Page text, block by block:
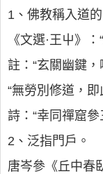
1、佛教稱入道的
《文選·王屮》
註：“玄關幽鍵
“無勞別修道，即
詩：“幸同禪窟
2、泛指門戶。
唐岑參《丘中春